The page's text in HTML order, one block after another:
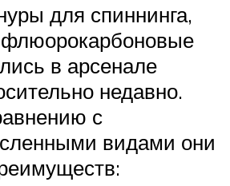
для спиннинга,
флюорокарбоновые
в арсенале
недавно.
с
видами они